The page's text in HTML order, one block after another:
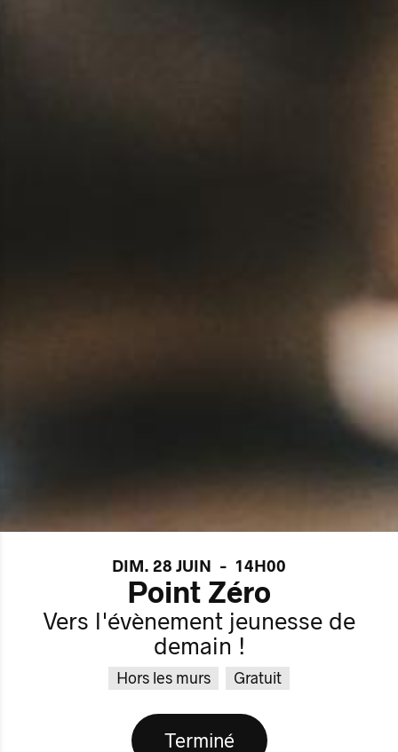
DIM. 28 JUIN - 14H00
Point Zéro
Vers l'évènement jeunesse de
demain !
Hors les murs Gratuit
Terminé